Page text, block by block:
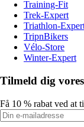
Training-Fit
Trek-Expert
Triathlon-
TripnBikers
Vélo-Store
Winter-Expert
Tilmeld dig
Få 10 % rabat ved at